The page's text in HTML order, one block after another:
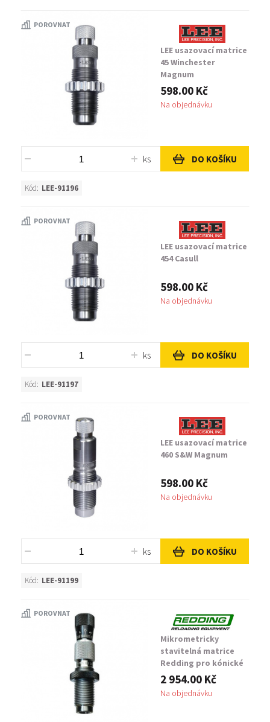
POROVNAT
LEE usazovací matrice
45 Winchester
Magnum
598.00 Kč
Na objednávku
ks DO KOŠÍKU
Kód: LEE-91196
POROVNAT
LEE usazovací matrice
454 Casull
598.00 Kč
Na objednávku
ks DO KOŠÍKU
Kód: LEE-91197
POROVNAT
LEE usazovací matrice
460 S&W Magnum
598.00 Kč
Na objednávku
ks DO KOŠÍKU
Kód: LEE-91199
POROVNAT
Mikrometricky
stavitelná matrice
Redding pro kónické
zaškrcení (Taper
Crimp) 45 ACP, 45 GAP
2 954.00 Kč
Na objednávku